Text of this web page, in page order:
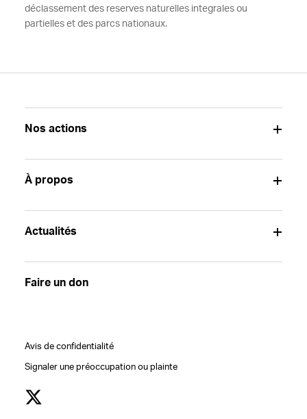
déclassement des reserves naturelles integrales ou
partielles et des parcs nationaux.
Nos actions
À propos
Actualités
Faire un don
Avis de confidentialité
Signaler une préoccupation ou plainte